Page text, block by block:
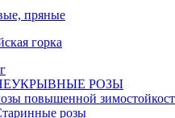
пряные
горка
РОЗЫ
повышенной
розы